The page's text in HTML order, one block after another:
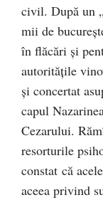
civil. După un
mii de
în flăcări şi
autorităţile
şi concertat
capul
Cezarului.
resorturile
constat că a
aceea privind